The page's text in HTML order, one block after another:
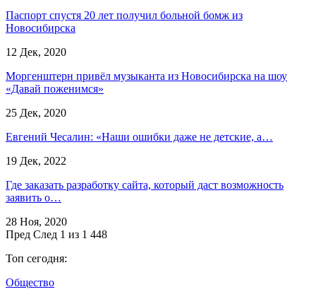
Паспорт спустя 20 лет получил больной бомж из
Новосибирска
12 Дек, 2020
Моргенштерн привёл музыканта из Новосибирска на шоу
«Давай поженимся»
25 Дек, 2020
Евгений Чесалин: «Наши ошибки даже не детские, а…
19 Дек, 2022
Где заказать разработку сайта, который даст возможность
заявить о…
28 Ноя, 2020
Пред След 1 из 1 448
Топ сегодня:
Общество